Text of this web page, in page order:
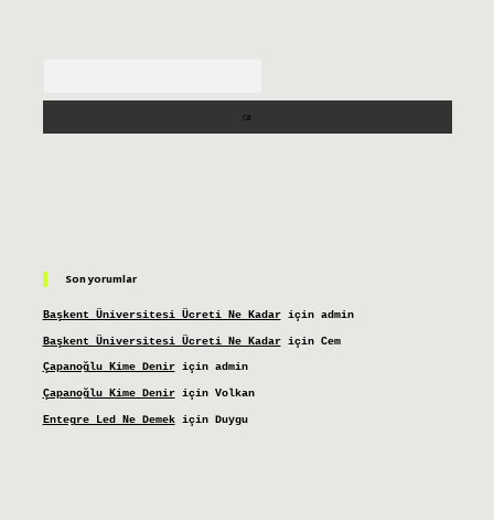
Son yorumlar
Başkent Üniversitesi Ücreti Ne Kadariçin admin
Başkent Üniversitesi Ücreti Ne Kadariçin Cem
Çapanoğlu Kime Deniriçin admin
Çapanoğlu Kime Deniriçin Volkan
Entegre Led Ne Demekiçin Duygu